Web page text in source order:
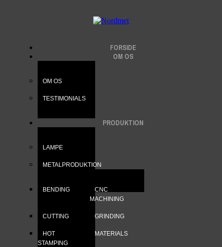
FORSIDE
OM OS
OM OS
TESTIMONIALS
PRODUKTION
LAMPE
METALPRODUKTION
BENDING
CNC
MACHINING
CUTTING GRINDING
HOT
STAMPING
MATERIALS